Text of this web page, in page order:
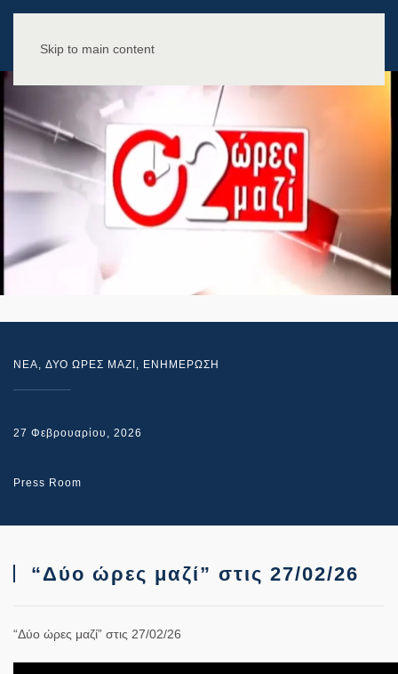
Skip to main content
NEA, ΔΥΟ ΩΡΕΣ ΜΑΖΙ , ΕΝΗΜΕΡΩΣΗ
27 Φεβρουαρίου, 2026
Press Room
“Δύο ώρες μαζί” στις 27/02/26
“Δύο ώρες μαζί” στις 27/02/26